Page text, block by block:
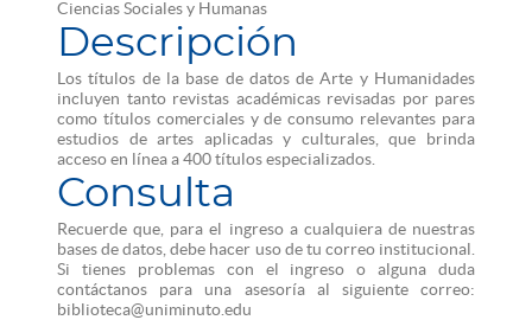
Ciencias Sociales y Humanas
Descripción
Los títulos de la base de datos de Arte y Humanidades
incluyen tanto revistas académicas revisadas por pares
como títulos comerciales y de consumo relevantes para
estudios de artes aplicadas y culturales, que brinda
acceso en línea a 400 títulos especializados.
Consulta
Recuerde que, para el ingreso a cualquiera de nuestras
bases de datos, debe hacer uso de tu correo institucional.
Si tienes problemas con el ingreso o alguna duda
contáctanos para una asesoría al siguiente correo:
biblioteca@uniminuto.edu